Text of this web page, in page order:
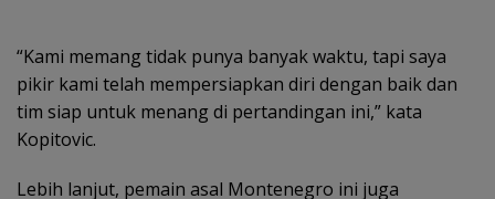
“Kami memang tidak punya banyak waktu, tapi saya
pikir kami telah mempersiapkan diri dengan baik dan
tim siap untuk menang di pertandingan ini,” kata
Kopitovic.
Lebih lanjut, pemain asal Montenegro ini juga